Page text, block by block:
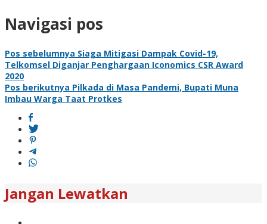
Navigasi pos
Pos sebelumnya Siaga Mitigasi Dampak Covid-19,
Telkomsel Diganjar Penghargaan Iconomics CSR Award
2020
Pos berikutnya Pilkada di Masa Pandemi, Bupati Muna
Imbau Warga Taat Protkes
Jangan Lewatkan